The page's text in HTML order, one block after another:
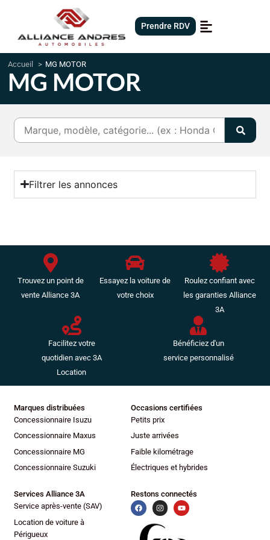
Prendre RDV
Accueil MG MOTOR
MG MOTOR
Filtrer les annonces
Trouvez un point de
vente Alliance 3A
Essayez la voiture de
votre choix
Roulez confiant avec
les garanties Alliance
3A
Facilitez votre
quotidien avec 3A
Location
Bénéficiez d'un
service personnalisé
Marques distribuées
Concessionnaire Isuzu
Concessionnaire Maxus
Concessionnaire MG
Concessionnaire Suzuki
Occasions certifiées
Petits prix
Juste arrivées
Faible kilométrage
Électriques et hybrides
Services Alliance 3A
Service après-vente (SAV)
Location de voiture à
Périgueux
Restons connectés